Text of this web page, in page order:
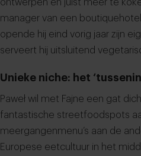
ontwerpen en juist meer te
manager van een
opende hij eind vorig jaar zijn
serveert hij uitsluitend
Unieke niche: het
Paweł wil met Fajne een gat
fantastische streetfoodspots
meergangenmenu’s aan de
Europese eetcultuur in het